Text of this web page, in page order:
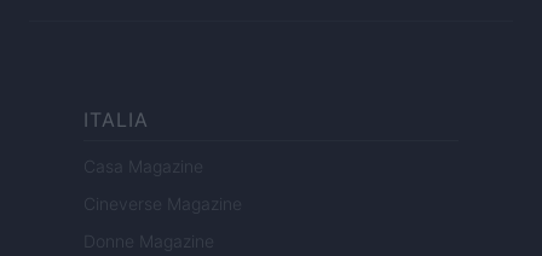
ITALIA
Casa Magazine
Cineverse Magazine
Donne Magazine